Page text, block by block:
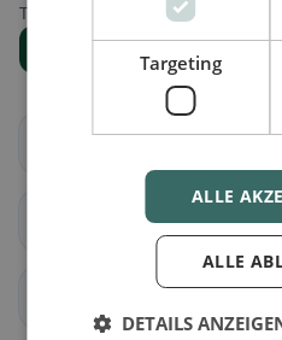
Trova il luogo giusto per la tua
Mostra
Altenfelden
Targeting
ALLE
ALLE
DETAILS